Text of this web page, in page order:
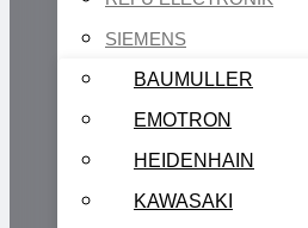
SIEMENS
BAUMULLER
EMOTRON
HEIDENHAIN
KAWASAKI